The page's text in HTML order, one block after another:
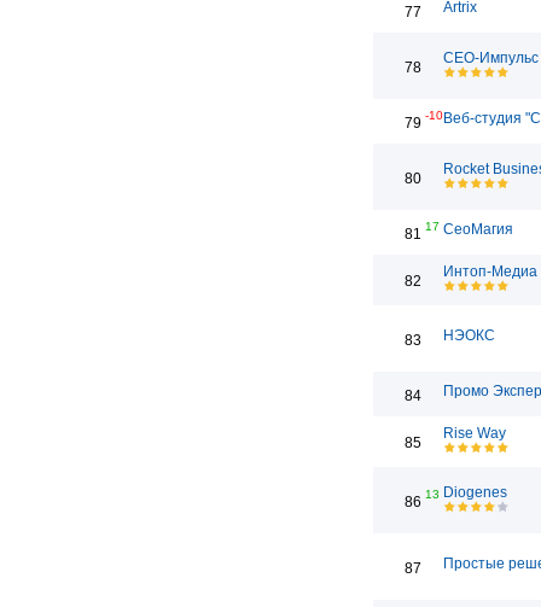
77 Artrix
78
СЕО-Импульс
79 -10Веб-студия
80
Rocket
81 17 СеоМагия
82
Интоп-Медиа
83 НЭОКС
84 Промо
85
Rise Way
86 13 Diogenes
87 Простые